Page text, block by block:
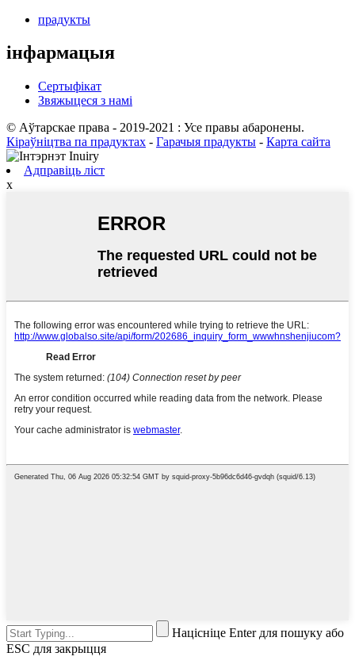
прадукты
інфармацыя
Сертыфікат
Звяжыцеся з намі
© Аўтарскае права - 2019-2021 : Усе правы абаронены.
Кіраўніцтва па прадуктах - Гарачыя прадукты - Карта сайта
Адправіць ліст
x
Націсніце Enter для пошуку або
ESC для закрыцця